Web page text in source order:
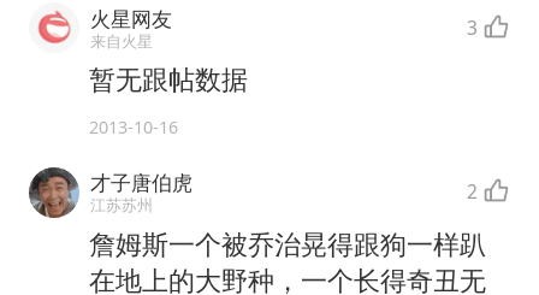
火星网友
来自火星 3
暂无跟帖数据
2013-10-16
才子唐伯虎
江苏苏州 2
詹姆斯一个被乔治晃得跟狗一样趴
在地上的大野种，一个长得奇丑无